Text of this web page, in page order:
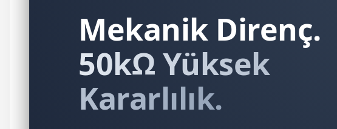
Mekanik Direnç.
50kΩ Yüksek
Kararlılık.